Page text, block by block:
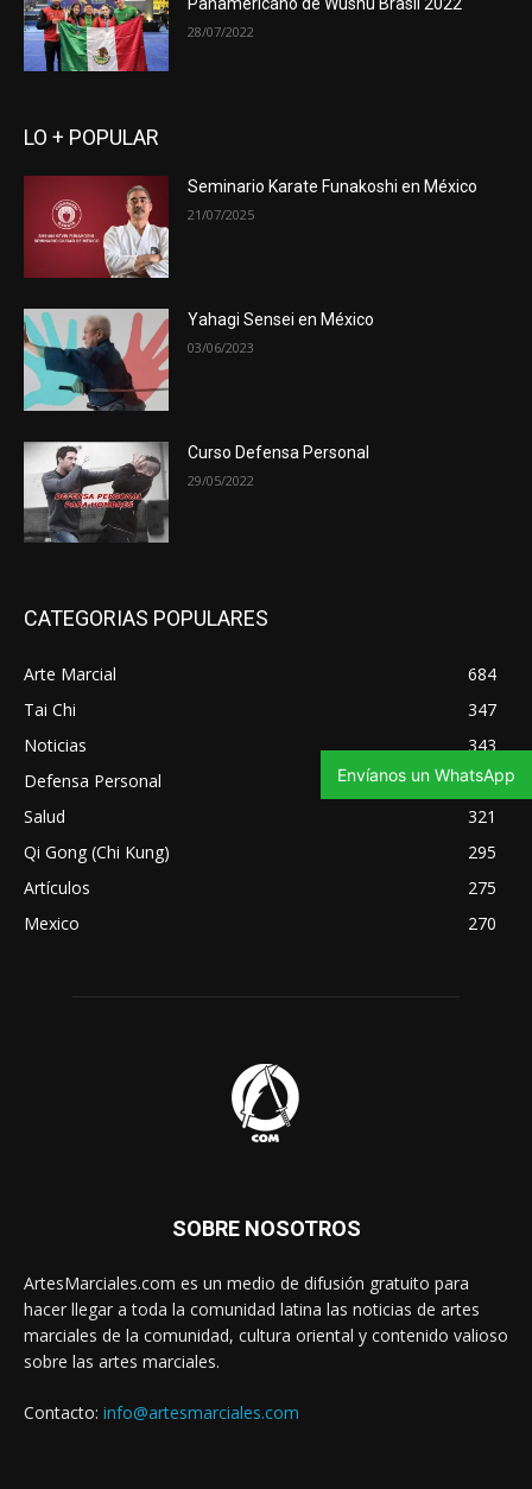
28/07/2022
LO + POPULAR
Seminario Karate Funakoshi en México
21/07/2025
Yahagi Sensei en México
03/06/2023
Curso Defensa Personal
29/05/2022
CATEGORIAS POPULARES
Arte Marcial
684
Tai Chi
347
Noticias
343
Defensa Personal
335
Salud
321
Qi Gong (Chi Kung)
295
Artículos
275
Mexico
270
SOBRE NOSOTROS
ArtesMarciales.com es un medio de difusión gratuito para
hacer llegar a toda la comunidad latina las noticias de artes
marciales de la comunidad, cultura oriental y contenido valioso
sobre las artes marciales.
Contacto: info@artesmarciales.com
Envíanos un WhatsApp